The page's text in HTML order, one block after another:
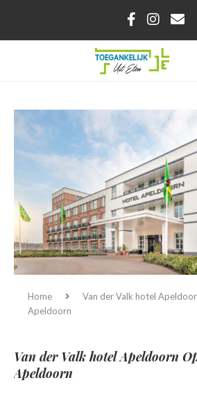
Home Van der Valk hotel
Apeldoorn
Van der Valk hotel Apeldoorn
Apeldoorn